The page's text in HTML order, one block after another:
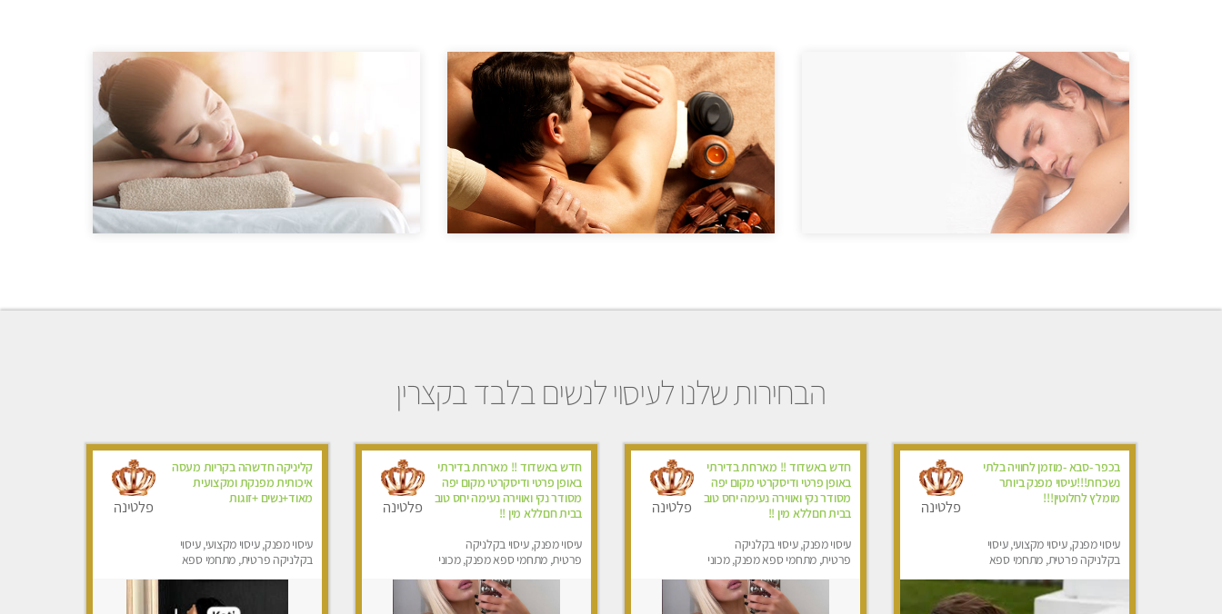
הבחירות שלנו לעיסוי לנשים בלבד בקצרין
בכפר -סבא -מוזמן לחוויה בלתי
נשכחת!!!עיסוי מפנק ביותר
מומלץ לחלוטין!!!
עיסוי מפנק, עיסוי מקצועי, עיסוי
בקלניקה פרטית, מתחמי ספא
לגבר, עיסוי לנשים בלבד
פלטינה
חדש באשדוד !! מארחת בדירתי
באופן פרטי ודיסקרטי מקום יפה
מסודר נקי ואווירה נעימה יחס טוב
בבית חםללא מין !!
עיסוי מפנק, עיסוי בקלניקה
פרטית, מתחמי ספא מפנק, מכוני
פלטינה
חדש באשדוד !! מארחת בדירתי
באופן פרטי ודיסקרטי מקום יפה
מסודר נקי ואווירה נעימה יחס טוב
בבית חםללא מין !!
עיסוי מפנק, עיסוי בקלניקה
פרטית, מתחמי ספא מפנק, מכוני
פלטינה
קליניקה חדשהה בקריות מעסה
איכותית מפנקת ומקצועית
מאוד+נשים +זוגות
עיסוי מפנק, עיסוי מקצועי, עיסוי
בקלניקה פרטית, מתחמי ספא
פלטינה